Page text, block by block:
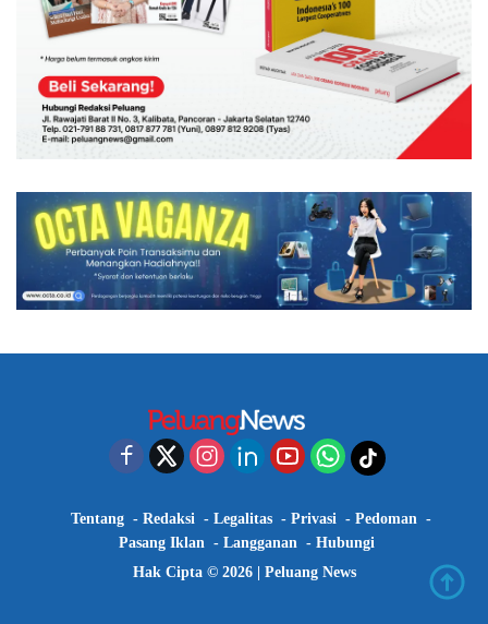
Tentang Redaksi Legalitas Privasi
Pedoman
Pasang Iklan
Langganan
Hubungi
Hak Cipta © 2026 | Peluang News